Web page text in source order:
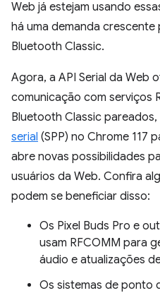
Web já estejam usando
há uma demanda
Bluetooth Classic.
Agora, a API Serial da Web
comunicação com serviços
Bluetooth Classic pareados,
serial (SPP) no Chrome 117
abre novas possibilidades
usuários da Web. Confira
podem se beneficiar disso:
Os Pixel Buds Pro e
usam RFCOMM para
áudio e atualizações
Os sistemas de ponto